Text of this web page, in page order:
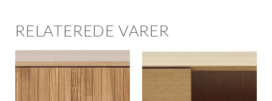
RELATEREDE VARER